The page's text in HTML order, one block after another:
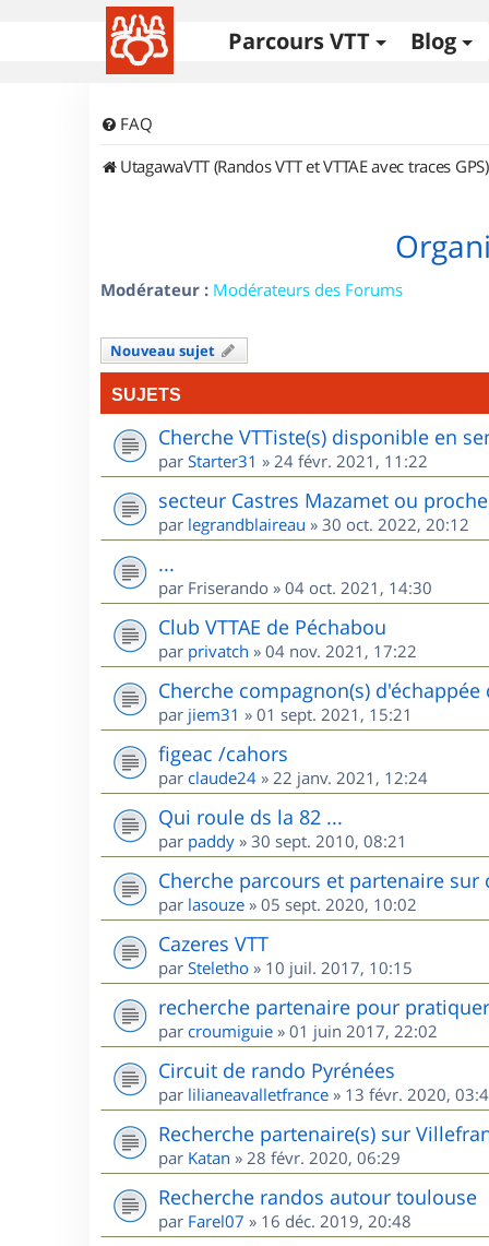
Parcours VTT Blog
FAQ
UtagawaVTT (Randos VTT et VTTAE avec traces GPS)
Modérateur : Modérateurs des Forums
Nouveau sujet
SUJETS
Cherche VTTiste(s) disponible en
par Starter31 » 24 févr. 2021, 11:22
secteur Castres Mazamet ou proche
par legrandblaireau » 30 oct. 2022, 20:12
...
par Friserando » 04 oct. 2021, 14:30
Club VTTAE de Péchabou
par privatch » 04 nov. 2021, 17:22
Cherche compagnon(s)
par jiem31 » 01 sept. 2021, 15:21
figeac /cahors
par claude24 » 22 janv. 2021, 12:24
Qui roule ds la 82 ...
par paddy » 30 sept. 2010, 08:21
Cherche parcours et partenaire sur
par lasouze » 05 sept. 2020, 10:02
Cazeres VTT
par Steletho » 10 juil. 2017, 10:15
recherche partenaire pour
par croumiguie » 01 juin 2017, 22:02
Circuit de rando Pyrénées
par lilianeavalletfrance » 13 févr. 2020,
Recherche partenaire(s) sur
par Katan » 28 févr. 2020, 06:29
Recherche randos autour toulouse
par Farel07 » 16 déc. 2019, 20:48